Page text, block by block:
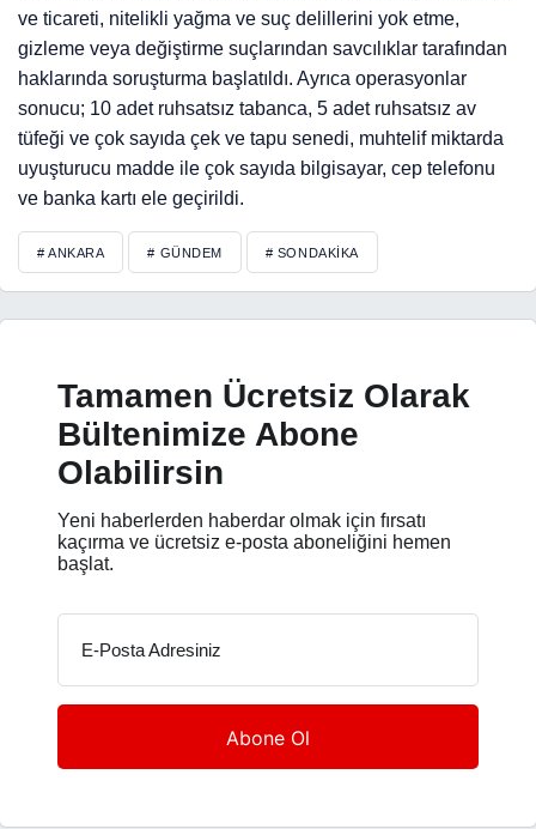
ve ticareti, nitelikli yağma ve suç delillerini yok etme,
gizleme veya değiştirme suçlarından savcılıklar tarafından
haklarında soruşturma başlatıldı. Ayrıca operasyonlar
sonucu; 10 adet ruhsatsız tabanca, 5 adet ruhsatsız av
tüfeği ve çok sayıda çek ve tapu senedi, muhtelif miktarda
uyuşturucu madde ile çok sayıda bilgisayar, cep telefonu
ve banka kartı ele geçirildi.
# ANKARA # GÜNDEM # SONDAKIKA
Tamamen Ücretsiz Olarak
Bültenimize Abone
Olabilirsin
Yeni haberlerden haberdar olmak için fırsatı
kaçırma ve ücretsiz e-posta aboneliğini hemen
başlat.
E-Posta Adresiniz